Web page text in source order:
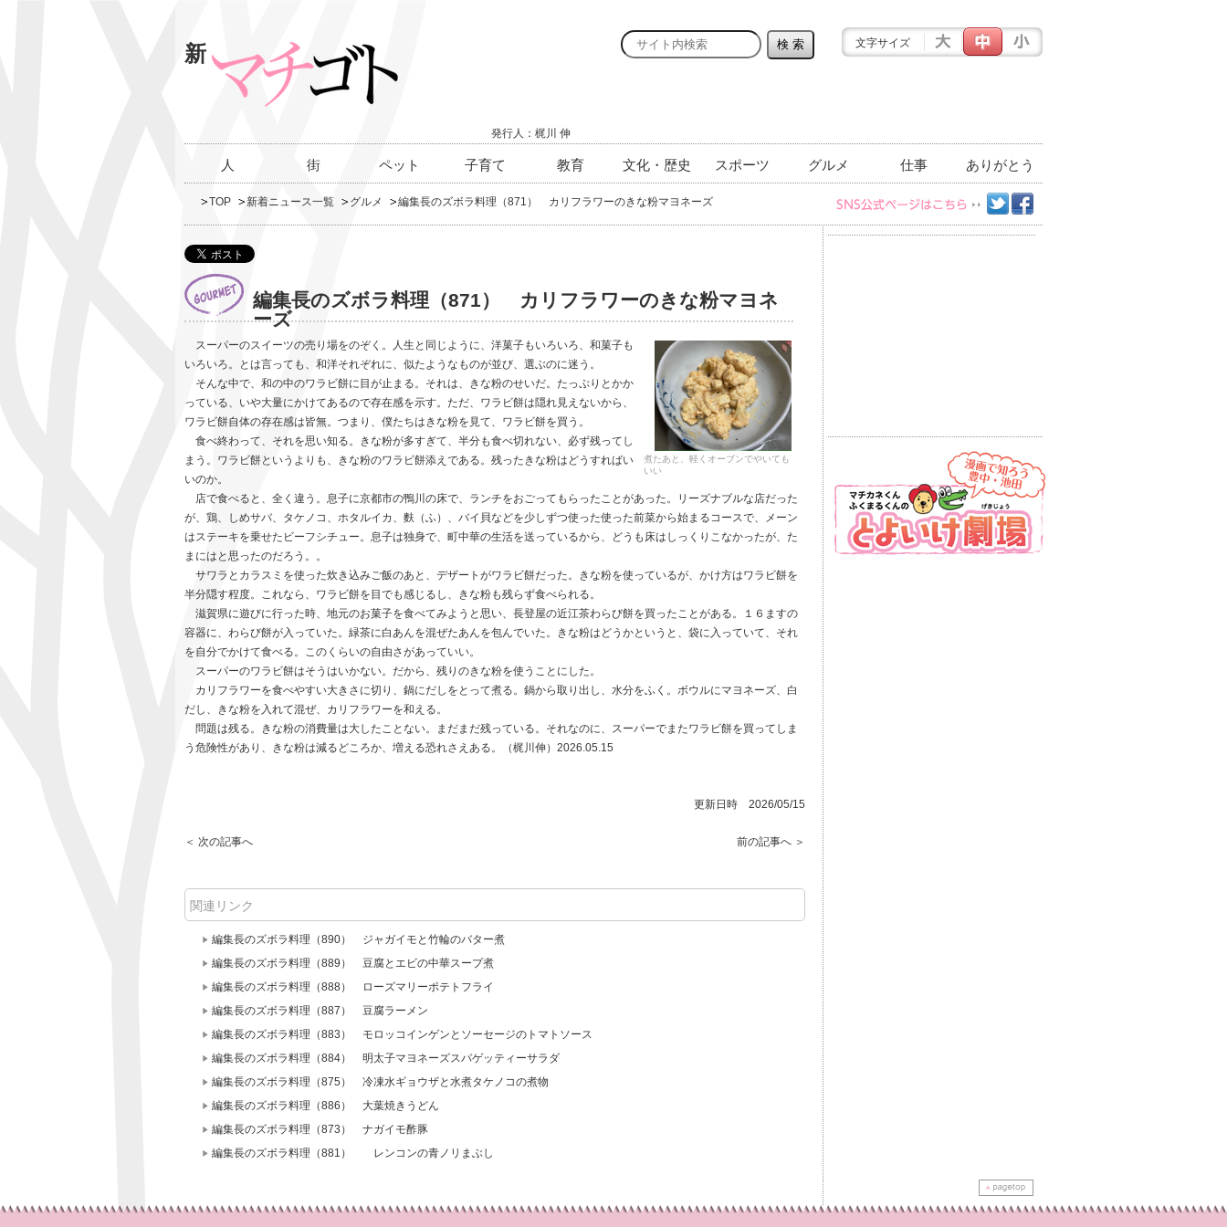
新
発行人：梶川 伸
文字サイズ
人 街 ペット 子育て 教育 文化・歴史 スポーツ グルメ 仕事 ありがとう
TOP 新着ニュース一覧 グルメ 編集長のズボラ料理（871） カリフラワーのきな粉マヨネーズ
編集長のズボラ料理（871） カリフラワーのきな粉マヨネ
ーズ
煮たあと、軽くオーブンでやいても
いい
スーパーのスイーツの売り場をのぞく。人生と同じように、洋菓子もいろいろ、和菓子も
いろいろ。とは言っても、和洋それぞれに、似たようなものが並び、選ぶのに迷う。
そんな中で、和の中のワラビ餅に目が止まる。それは、きな粉のせいだ。たっぷりとかか
っている、いや大量にかけてあるので存在感を示す。ただ、ワラビ餅は隠れ見えないから、
ワラビ餅自体の存在感は皆無。つまり、僕たちはきな粉を見て、ワラビ餅を買う。
食べ終わって、それを思い知る。きな粉が多すぎて、半分も食べ切れない、必ず残ってし
まう。ワラビ餅というよりも、きな粉のワラビ餅添えである。残ったきな粉はどうすればい
いのか。
店で食べると、全く違う。息子に京都市の鴨川の床で、ランチをおごってもらったことがあった。リーズナブルな店だった
が、鶏、しめサバ、タケノコ、ホタルイカ、麩（ふ）、バイ貝などを少しずつ使った使った前菜から始まるコースで、メーン
はステーキを乗せたビーフシチュー。息子は独身で、町中華の生活を送っているから、どうも床はしっくりこなかったが、た
まにはと思ったのだろう。。
サワラとカラスミを使った炊き込みご飯のあと、デザートがワラビ餅だった。きな粉を使っているが、かけ方はワラビ餅を
半分隠す程度。これなら、ワラビ餅を目でも感じるし、きな粉も残らず食べられる。
滋賀県に遊びに行った時、地元のお菓子を食べてみようと思い、長登屋の近江茶わらび餅を買ったことがある。１６ますの
容器に、わらび餅が入っていた。緑茶に白あんを混ぜたあんを包んでいた。きな粉はどうかというと、袋に入っていて、それ
を自分でかけて食べる。このくらいの自由さがあっていい。
スーパーのワラビ餅はそうはいかない。だから、残りのきな粉を使うことにした。
カリフラワーを食べやすい大きさに切り、鍋にだしをとって煮る。鍋から取り出し、水分をふく。ボウルにマヨネーズ、白
だし、きな粉を入れて混ぜ、カリフラワーを和える。
問題は残る。きな粉の消費量は大したことない。まだまだ残っている。それなのに、スーパーでまたワラビ餅を買ってしま
う危険性があり、きな粉は減るどころか、増える恐れさえある。（梶川伸）2026.05.15
更新日時 2026/05/15
前の記事へ ＞
＜ 次の記事へ
関連リンク
編集長のズボラ料理（890） ジャガイモと竹輪のバター煮
編集長のズボラ料理（889） 豆腐とエビの中華スープ煮
編集長のズボラ料理（888） ローズマリーポテトフライ
編集長のズボラ料理（887） 豆腐ラーメン
編集長のズボラ料理（883） モロッコインゲンとソーセージのトマトソース
編集長のズボラ料理（884） 明太子マヨネーズスパゲッティーサラダ
編集長のズボラ料理（875） 冷凍水ギョウザと水煮タケノコの煮物
編集長のズボラ料理（886） 大葉焼きうどん
編集長のズボラ料理（873） ナガイモ酢豚
編集長のズボラ料理（881） レンコンの青ノリまぶし